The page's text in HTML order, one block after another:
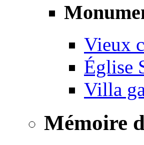
Vieux
Église
Villa
Mémoire